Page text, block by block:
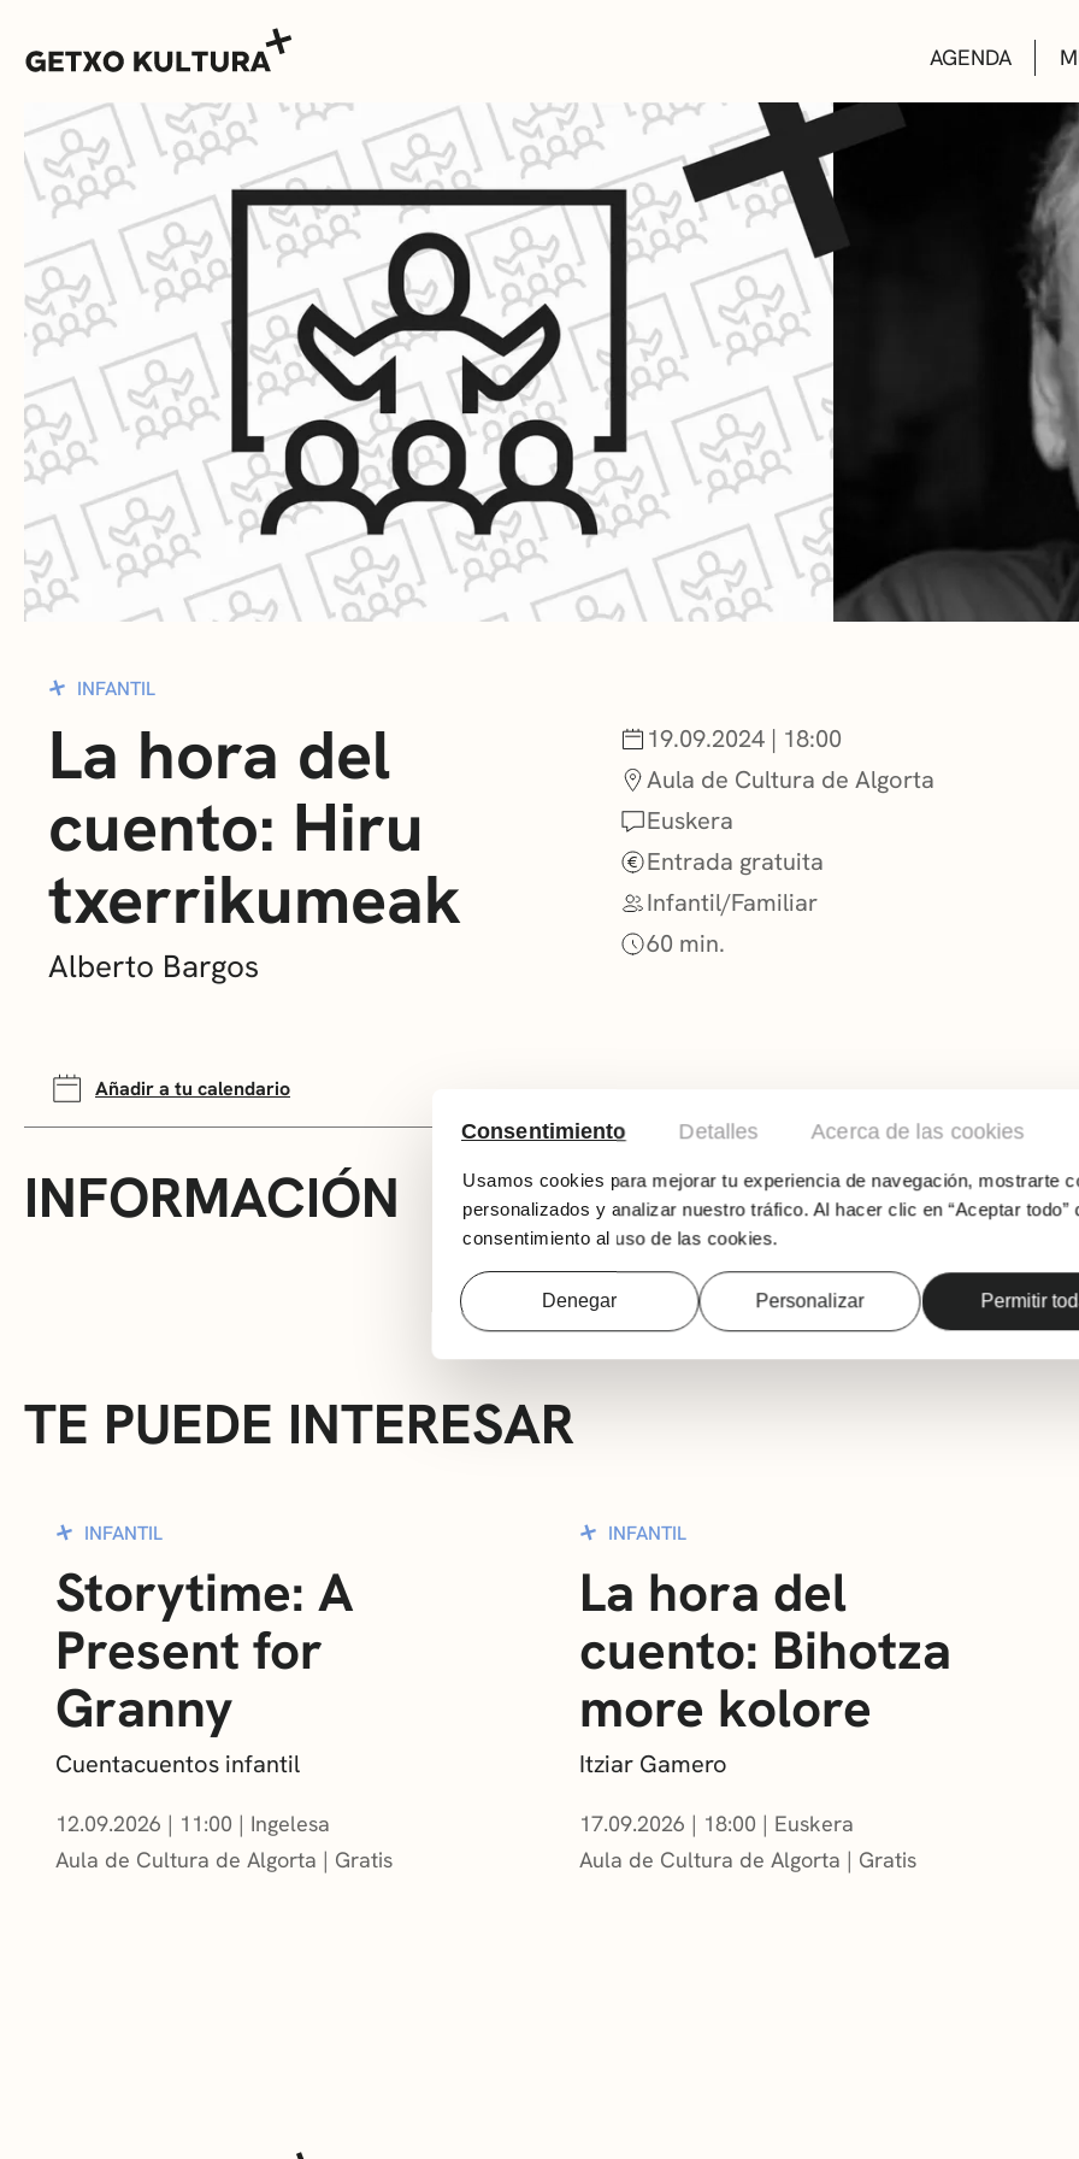
Consentimiento Detalles Acerca de las cookies
Usamos cookies para mejorar tu experiencia de navegación, mostrarte
personalizados y analizar nuestro tráfico. Al hacer clic en “Aceptar todo”
consentimiento al uso de las cookies.
Denegar Personalizar Permitir
AGENDA
AGENDA
MUXIKEBARRI
CONTACTO
ENTRADAS
AULAS DE
BIBLIOTECAS
ESCUELA DE
NOTICIAS
ASOCIACIONES
INFANTIL
La hora del
cuento: Hiru
txerrikumeak
Alberto Bargos
19.09.2024 | 18:00
Aula de Cultura de Algorta
Euskera
Entrada gratuita
Infantil/Familiar
60 min.
Añadir a tu calendario
INFORMACIÓN
TE PUEDE INTERESAR
INFANTIL
Storytime: A
Present for
Granny
Cuentacuentos infantil
12.09.2026 | 11:00
Ingelesa
Aula de Cultura de Algorta
Gratis
INFANTIL
La hora del
cuento: Bihotza
more kolore
Itziar Gamero
17.09.2026 | 18:00
Euskera
Aula de Cultura de Algorta
Gratis